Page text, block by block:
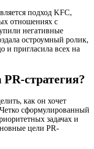
подход KFC,
отношениях с
негативные
остроумный ролик,
и пригласила всех на
стратегия?
как он хочет
сформулированный
задачах и
цели PR-